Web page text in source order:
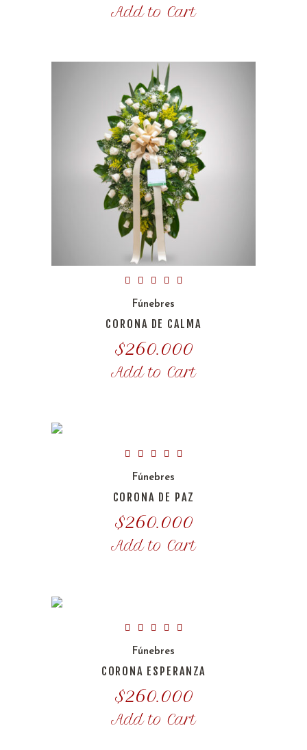
Add to Cart
Fúnebres
CORONA DE CALMA
$260.000
Add to Cart
Fúnebres
CORONA DE PAZ
$260.000
Add to Cart
Fúnebres
CORONA ESPERANZA
$260.000
Add to Cart